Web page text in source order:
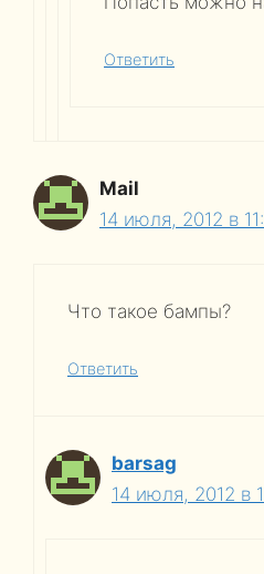
Ответить
Mail
14 июля, 2012 в
Что такое бампы?
Ответить
barsag
14 июля, 2012 в